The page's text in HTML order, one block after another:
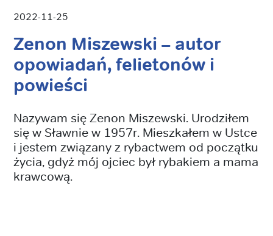
2022-11-25
Zenon Miszewski – autor
opowiadań, felietonów i
powieści
Nazywam się Zenon Miszewski. Urodziłem
się w Sławnie w 1957r. Mieszkałem w Ustce
i jestem związany z rybactwem od początku
życia, gdyż mój ojciec był rybakiem a mama
krawcową.